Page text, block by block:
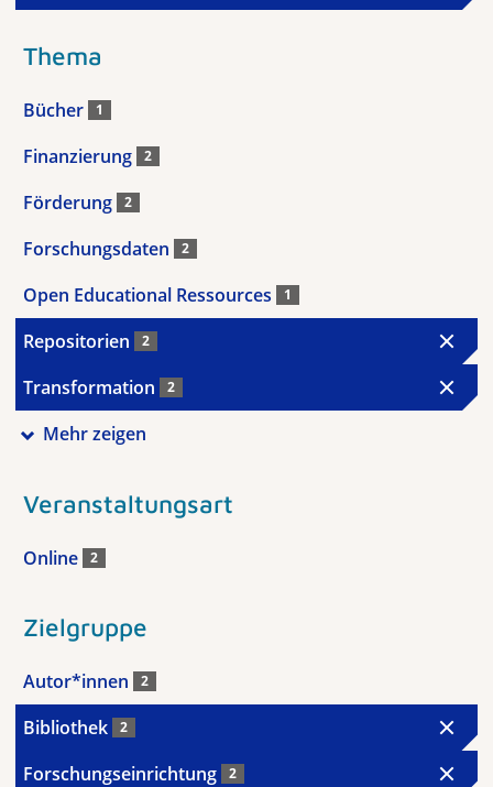
Thema
Bücher 1
Finanzierung 2
Förderung 2
Forschungsdaten 2
Open Educational Ressources 1
Repositorien 2
Transformation 2
Mehr zeigen
Veranstaltungsart
Online 2
Zielgruppe
Autor*innen 2
Bibliothek 2
Forschungseinrichtung 2